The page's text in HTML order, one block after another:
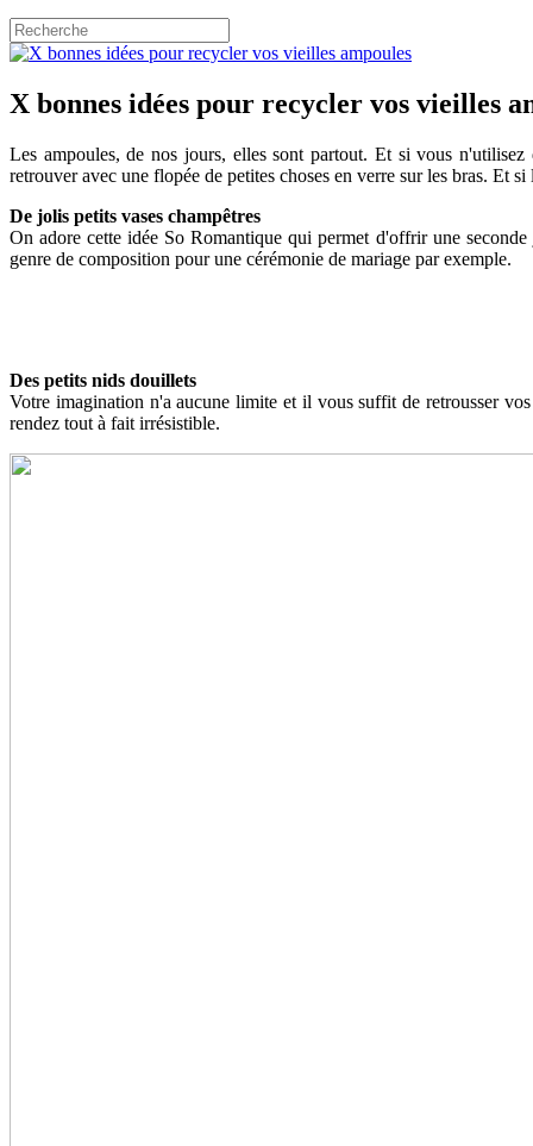
X bonnes idées pour recycler vos vieilles
Les ampoules, de nos jours, elles sont partout. Et si vous
retrouver avec une flopée de petites choses en verre sur les bras.
De jolis petits vases champêtres
On adore cette idée So Romantique qui permet d'offrir une
genre de composition pour une cérémonie de mariage par exemple.
Des petits nids douillets
Votre imagination n'a aucune limite et il vous suffit de retrousser
rendez tout à fait irrésistible.